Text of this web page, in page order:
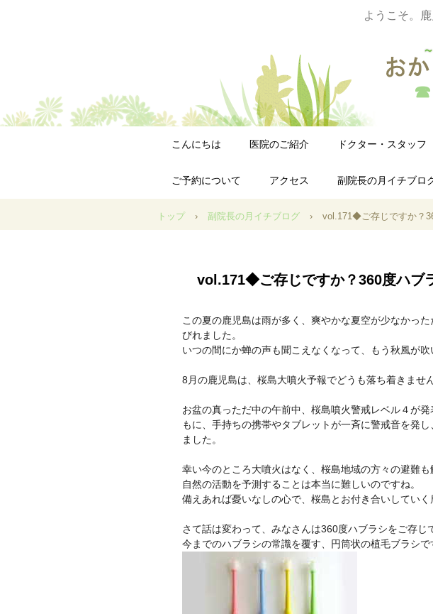
ようこそ。
☎
こんにちは 医院のご紹介 ドクター・スタッフ
ご予約について アクセス 副院長の月イチブロ
トップ › 副院長の月イチブログ › vol.171◆ご存じですか？
vol.171◆ご存じですか？360度ハブ
この夏の鹿児島は雨が多く、爽やかな夏空が少なかっ
びれました。
いつの間にか蝉の声も聞こえなくなって、もう秋風が吹
8月の鹿児島は、桜島大噴火予報でどうも落ち着きませ
お盆の真っただ中の午前中、桜島噴火警戒レベル４が
もに、手持ちの携帯やタブレットが一斉に警戒音を発
ました。
幸い今のところ大噴火はなく、桜島地域の方々の避難も
自然の活動を予測することは本当に難しいのですね。
備えあれば憂いなしの心で、桜島とお付き合いしていく
さて話は変わって、みなさんは360度ハブラシをご存じ
今までのハブラシの常識を覆す、円筒状の植毛ブラシで